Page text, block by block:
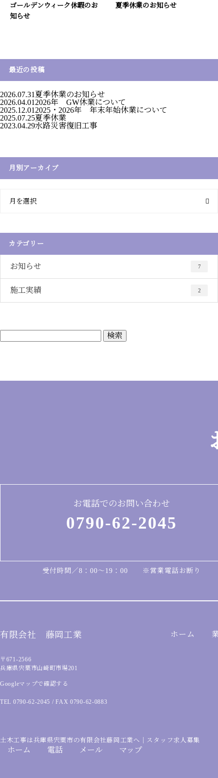
ゴールデンウィーク休暇のお
知らせ
夏季休業のお知らせ
最近の投稿
2026.07.31 夏季休業のお知らせ
2026.04.01 2026年 GW休業について
2025.12.01 2025・2026年 年末年始休業について
2025.07.25夏季休業
2023.04.29水路災害復旧工事
月別アーカイブ
月を選択
カテゴリー
お知らせ 7
施工実績 2
お電話でのお問い合わせ
0790-62-2045
受付時間／8：00～19：00 ※営業電話お断り
有限会社 藤岡工業 ホーム
〒671-2566
兵庫県宍粟市山崎町市場201
Googleマップで確認する
TEL 0790-62-2045 / FAX 0790-62-0883
土木工事は兵庫県宍粟市の有限会社藤岡工業へ｜スタッフ求人募集
ホーム 電話 メール マップ